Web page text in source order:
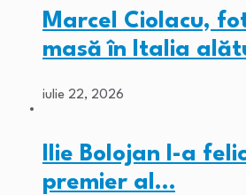
Marcel Ciolacu,
masă în Italia
iulie 22, 2026
Ilie Bolojan l-a
premier al…